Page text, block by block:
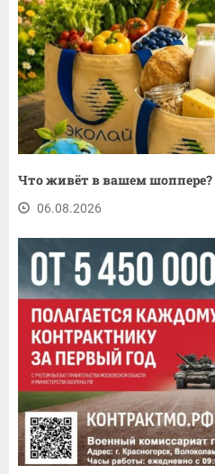
Что живёт в вашем шоппере?
06.08.2026